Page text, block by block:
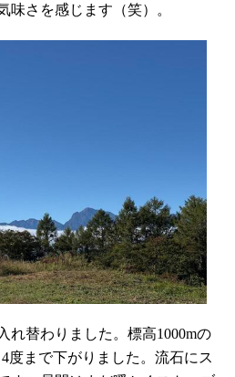
味さを感じます（笑）。
れ替わりました。標高1000mの
度まで下がりました。流石にス